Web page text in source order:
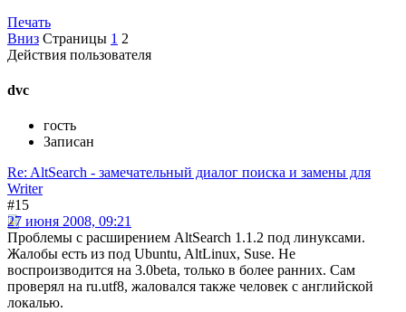
Печать
Вниз Страницы 1 2
Действия пользователя
dvc
гость
Записан
Re: AltSearch - замечательный диалог поиска и замены для
Writer
#15
27 июня 2008, 09:21
Проблемы с расширением AltSearch 1.1.2 под линуксами.
Жалобы есть из под Ubuntu, AltLinux, Suse. Не
воспроизводится на 3.0beta, только в более ранних. Сам
проверял на ru.utf8, жаловался также человек с английской
локалью.